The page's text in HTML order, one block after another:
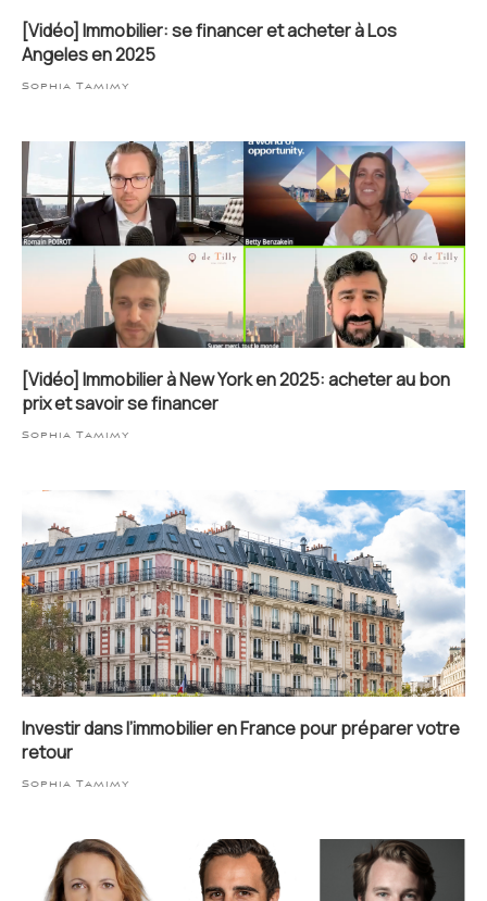
[Vidéo] Immobilier: se financer et acheter à Los
Angeles en 2025
Sophia Tamimy
[Vidéo] Immobilier à New York en 2025: acheter au bon
prix et savoir se financer
Sophia Tamimy
Investir dans l’immobilier en France pour préparer votre
retour
Sophia Tamimy